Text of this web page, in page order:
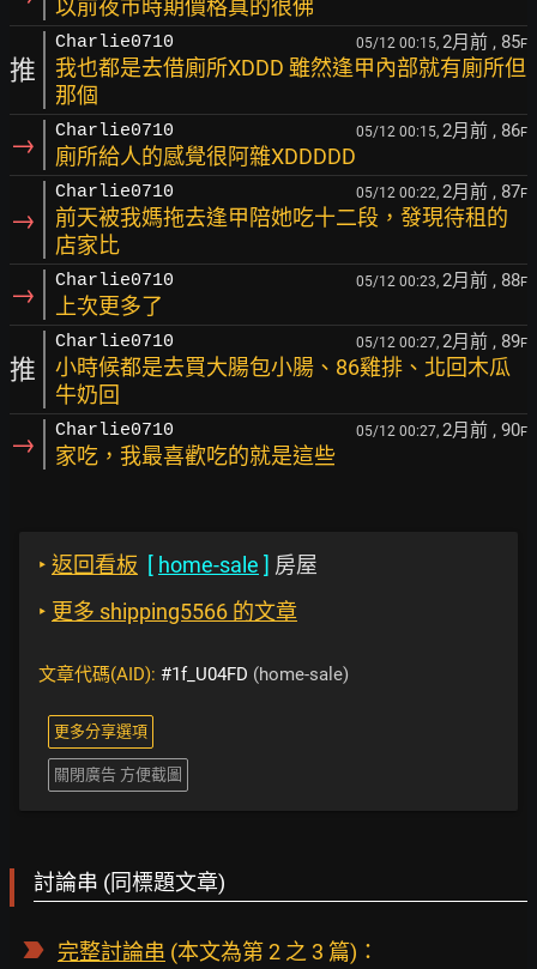
以前夜市時期價格真的很佛
推
Charlie0710 05/12 00:15, 2月前 , 85F
我也都是去借廁所XDDD 雖然逢甲內部就有廁所但
那個
→ Charlie0710 05/12 00:15, 2月前 , 86F
廁所給人的感覺很阿雜XDDDDD
→
Charlie0710 05/12 00:22, 2月前 , 87F
前天被我媽拖去逢甲陪她吃十二段，發現待租的
店家比
→ Charlie0710 05/12 00:23, 2月前 , 88F
上次更多了
推
Charlie0710 05/12 00:27, 2月前 , 89F
小時候都是去買大腸包小腸、86雞排、北回木瓜
牛奶回
→ Charlie0710 05/12 00:27, 2月前 , 90F
家吃，我最喜歡吃的就是這些
‣ 返回看板 [ home-sale ] 房屋
‣ 更多 shipping5566 的文章
文章代碼(AID): #1f_U04FD (home-sale)
更多分享選項
關閉廣告 方便截圖
討論串 (同標題文章)
完整討論串 (本文為第 2 之 3 篇)：